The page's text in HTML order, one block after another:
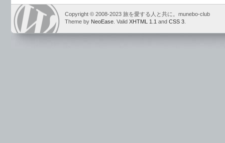
Copyright © 2008-2023 旅を愛する人と共に。munebo-club
Theme by NeoEase . Valid XHTML 1.1 and CSS 3